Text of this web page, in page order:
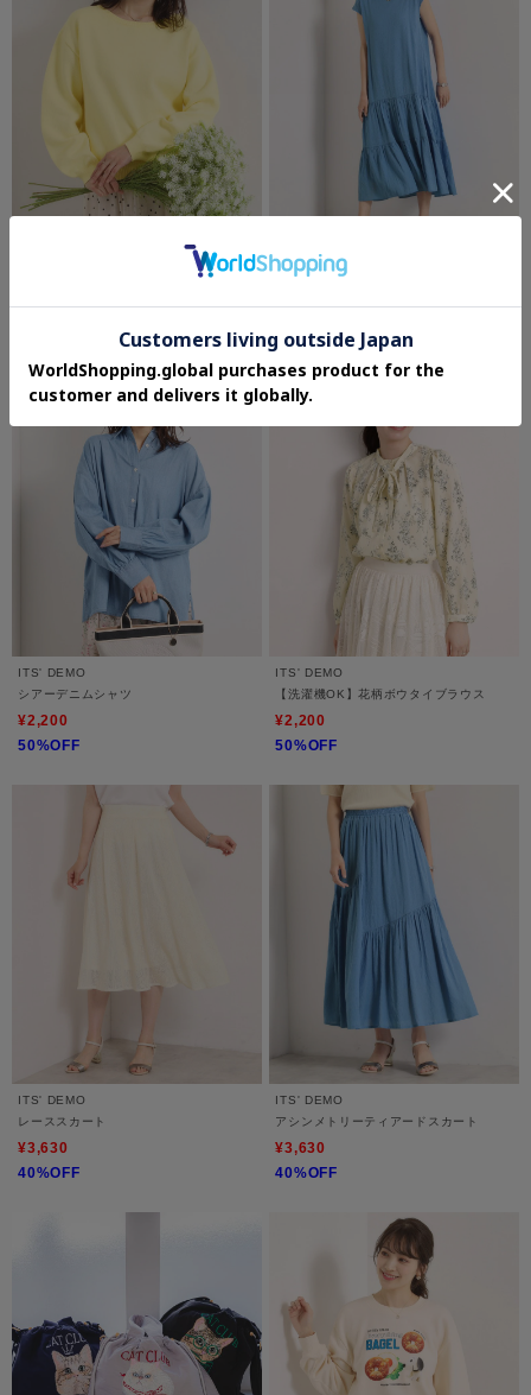
【洗濯機OK】スウェットライクニット
ティアードワンピース
ITS' DEMO
シアーデニムシャツ
¥2,200
50%OFF
ITS' DEMO
【洗濯機OK】花柄ボウタイブラウス
¥2,200
50%OFF
ITS' DEMO
レーススカート
¥3,630
40%OFF
ITS' DEMO
アシンメトリーティアードスカート
¥3,630
40%OFF